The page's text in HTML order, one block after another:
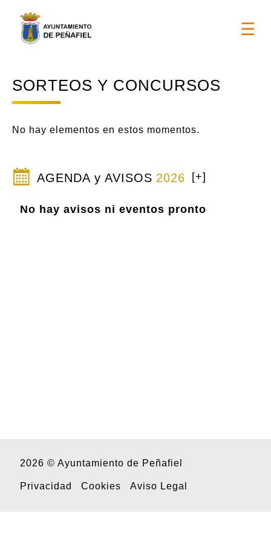
DÍAS DE FIESTAS LOCALES 2026 > 17 y 18 de
☰
SORTEOS Y CONCURSOS
No hay elementos en estos momentos.
AGENDA y AVISOS 2026 [+]
No hay avisos ni eventos pronto
2026 © Ayuntamiento de Peñafiel
Privacidad Cookies Aviso Legal